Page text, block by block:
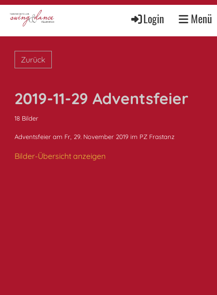
Login Menü
Zurück
2019-11-29 Adventsfeier
18 Bilder
Adventsfeier am Fr, 29. November 2019 im PZ Frastanz
Bilder-Übersicht anzeigen